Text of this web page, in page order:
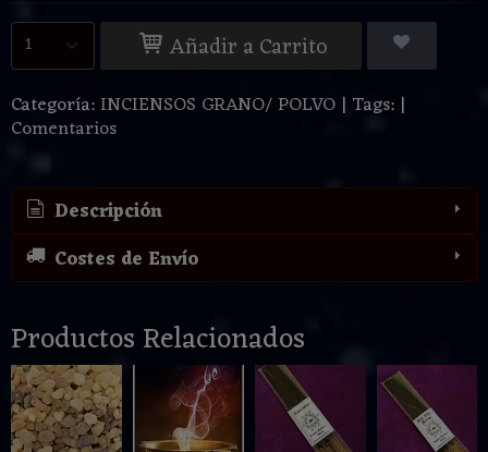
Añadir a Carrito
Categoría:INCIENSOS GRANO/ POLVO | Tags: |
Comentarios
Descripción
Costes de Envío
Productos Relacionados